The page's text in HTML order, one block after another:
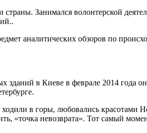
Занимался волонтерской
аналитических обзоров по
зданий в Киеве в феврале 2014 года
в горы, любовались красотами
«точка невозврата». Тот самый